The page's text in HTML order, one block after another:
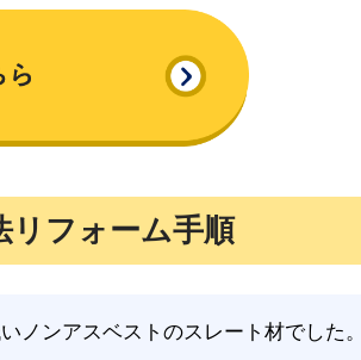
リフォーム手順
ノンアスベストのスレート材でした